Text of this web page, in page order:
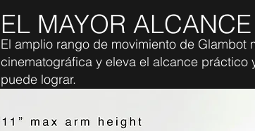
EL MAYOR
El amplio rango de movimiento de Glambot
cinematográfica y eleva el alcance práctico
puede lograr.